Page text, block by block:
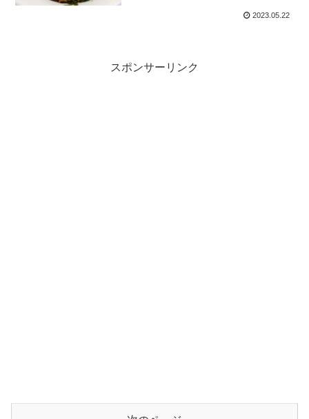
2023.05.22
スポンサーリンク